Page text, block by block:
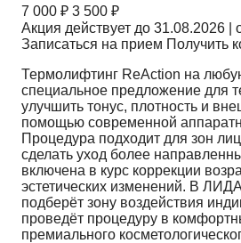
7 000 ₽ 3 500 ₽
Акция действует до 31.08.2026 |
Записаться на прием Получить
Термолифтинг ReAction на
специальное предложение для
улучшить тонус, плотность и
помощью современной
Процедура подходит для зон
сделать уход более
включена в курс коррекции
эстетических изменений. В
подберёт зону воздействия
проведёт процедуру в
премиального